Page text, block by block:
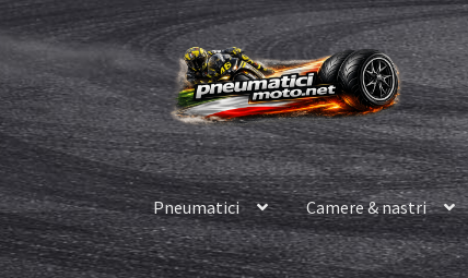
Vai
alla
navigazione
Vai
al
contenuto
Pneumatici Camere & nastri